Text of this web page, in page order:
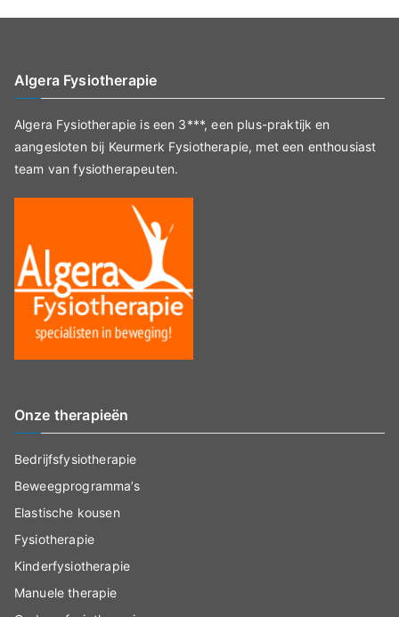
Algera Fysiotherapie
Algera Fysiotherapie is een 3***, een plus-praktijk en
aangesloten bij Keurmerk Fysiotherapie, met een enthousiast
team van fysiotherapeuten.
Onze therapieën
Bedrijfsfysiotherapie
Beweegprogramma’s
Elastische kousen
Fysiotherapie
Kinderfysiotherapie
Manuele therapie